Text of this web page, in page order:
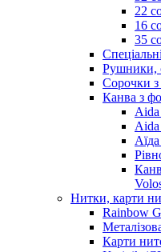
22
16
35
Рушники,
Сорочки
Канва з
Нитки, карти
Rainbow
Карти